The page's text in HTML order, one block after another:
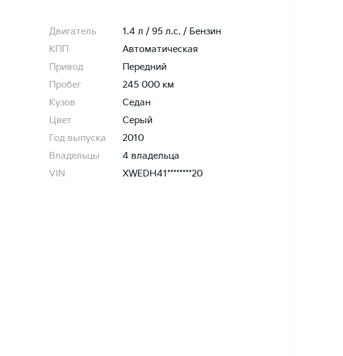
Двигатель
1.4 л / 95 л.c. / Бензин
КПП
Автоматическая
Привод
Передний
Пробег
245 000 км
Кузов
Седан
Цвет
Серый
Год выпуска
2010
Владельцы
4 владельца
VIN
XWEDH41********20